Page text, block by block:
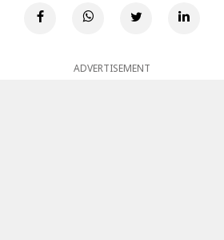
ADVERTISEMENT